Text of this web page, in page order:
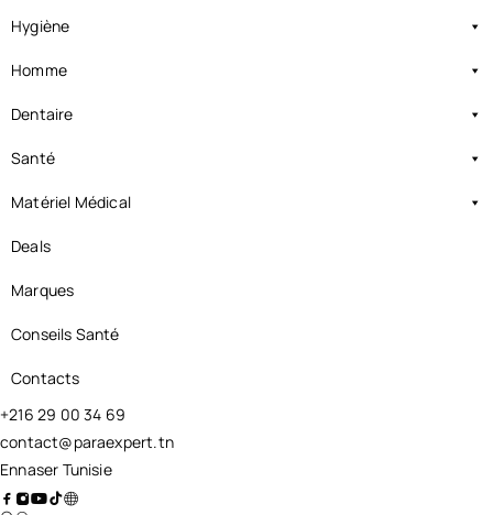
Hygiène
Homme
Dentaire
Santé
Matériel Médical
Deals
Marques
Conseils Santé
Contacts
+216 29 00 34 69
contact@paraexpert.tn
Ennaser Tunisie